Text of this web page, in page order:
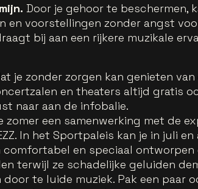
Door je gehoor te beschermen,
en voorstellingen zonder angst
bij aan een rijkere muzikale
je zonder zorgen kan genieten van
en theaters altijd gratis
naar aan de infobalie.
zomer een samenwerking met de
In het Sportpaleis kan je in juli
comfortabel en speciaal ontworpen
terwijl ze schadelijke geluiden
te luide muziek. Pak een paar